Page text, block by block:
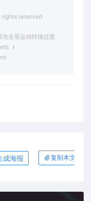
rights reserved
光全景运动转场过渡
成海报 复制本文链接